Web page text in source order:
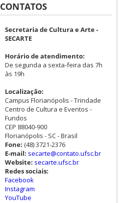
CONTATOS
Secretaria de Cultura e Arte -
SECARTE
Horário de atendimento:
De segunda a sexta-feira das 7h
às 19h
Localização:
Campus Florianópolis - Trindade
Centro de Cultura e Eventos -
Fundos
CEP 88040-900
Florianópolis - SC - Brasil
Fone: (48) 3721-2376
E-mail: secarte@contato.ufsc.br
Website: secarte.ufsc.br
Redes sociais:
Facebook
Instagram
YouTube